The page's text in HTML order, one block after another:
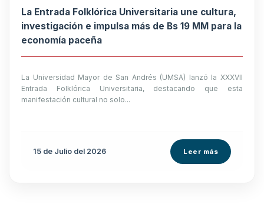
La Entrada Folklórica Universitaria une cultura,
investigación e impulsa más de Bs 19 MM para la
economía paceña
La Universidad Mayor de San Andrés (UMSA) lanzó la XXXVII
Entrada Folklórica Universitaria, destacando que esta
manifestación cultural no solo...
15 de Julio del 2026 Leer más